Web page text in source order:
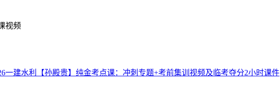
视频
一建水利【孙殿贵】纯金考点课：冲刺专题+考前集训视频及临考夺分2小时课件